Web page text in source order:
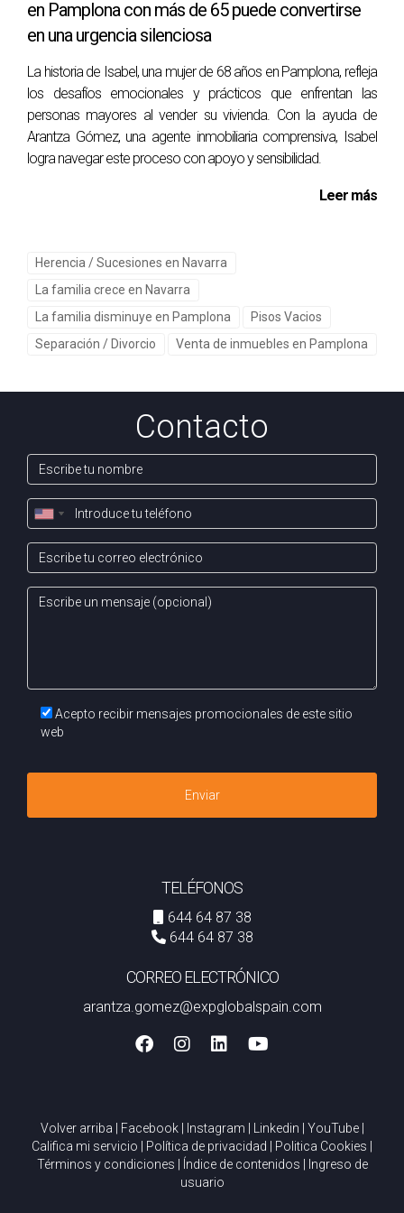
plataformas como Idealista o Fotocasa, o consulta con un
agente inmobiliario.
¿Qué debo hacer si no recibo ofertas después
de publicar mi anuncio?
Revisa tus fotos y descripción; considera ajustar el precio
o mejorar la presentación general del hogar. En conclusión,
necesitas más ayuda o asesoría personalizada durante
este viaje, no dudes en contactar a Arantza Gomez, quien
estará encantada de guiarte hacia el éxito en la venta de tu
propiedad. ¡Tu nueva aventura comienza hoy!
Si tienes dudas escríbeme por Whatsapp
en Pamplona con más de 65 puede convertirse
en una urgencia silenciosa
La historia de Isabel, una mujer de 68 años en Pamplona, refleja
los desafíos emocionales y prácticos que enfrentan las
personas mayores al vender su vivienda. Con la ayuda de
Arantza Gómez, una agente inmobiliaria comprensiva, Isabel
logra navegar este proceso con apoyo y sensibilidad.
Leer más
Herencia / Sucesiones en Navarra
La familia crece en Navarra
La familia disminuye en Pamplona
Pisos Vacios
Separación / Divorcio
Venta de inmuebles en Pamplona
Contacto
Acepto recibir mensajes promocionales de este sitio
web
Enviar
TELÉFONOS
644 64 87 38
644 64 87 38
CORREO ELECTRÓNICO
arantza.gomez@expglobalspain.com
Volver arriba Facebook| Instagram Linkedin YouTube|
Califica mi servicio
Política de privacidad Politica Cookies
Términos y condiciones
Índice de contenidos
Ingreso de
usuario